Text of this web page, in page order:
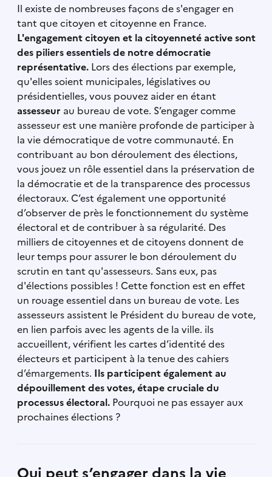
Il existe de nombreuses façons de s'engager en
tant que citoyen et citoyenne en France.
L'engagement citoyen et la citoyenneté active sont
des piliers essentiels de notre démocratie
représentative.Lors des élections par exemple,
qu'elles soient municipales, législatives ou
présidentielles, vous pouvez aider en étant
assesseur au bureau de vote. S’engager comme
assesseur est une manière profonde de participer à
la vie démocratique de votre communauté. En
contribuant au bon déroulement des élections,
vous jouez un rôle essentiel dans la préservation de
la démocratie et de la transparence des processus
électoraux. C’est également une opportunité
d’observer de près le fonctionnement du système
électoral et de contribuer à sa régularité. Des
milliers de citoyennes et de citoyens donnent de
leur temps pour assurer le bon déroulement du
scrutin en tant qu'assesseurs. Sans eux, pas
d'élections possibles ! Cette fonction est en effet
un rouage essentiel dans un bureau de vote. Les
assesseurs assistent le Président du bureau de vote,
en lien parfois avec les agents de la ville. ils
accueillent, vérifient les cartes d’identité des
électeurs et participent à la tenue des cahiers
d’émargements. Ils participent également au
dépouillement des votes, étape cruciale du
processus électoral.Pourquoi ne pas essayer aux
prochaines élections ?